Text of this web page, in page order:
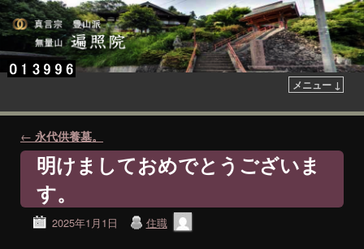
メニュー ↓
投稿ナビゲーション
← 永代供養墓。
明けましておめでとうございま
す。
2025年1月1日 住職